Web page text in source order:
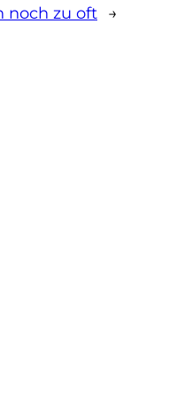
noch zu oft →